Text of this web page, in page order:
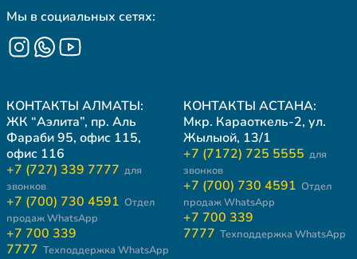
Мы в социальных сетях:
КОНТАКТЫ АЛМАТЫ:
ЖК “Аэлита”, пр. Аль
Фараби 95, офис 115,
офис 116
+7 (727) 339 7777 для
звонков
+7 (700) 730 4591 Отдел
продаж WhatsApp
+7 700 339
7777 Техподдержка WhatsApp
КОНТАКТЫ АСТАНА:
Мкр. Караоткель-2, ул.
Жылыой, 13/1
+7 (7172) 725 5555 для
звонков
+7 (700) 730 4591 Отдел
продаж WhatsApp
+7 700 339
7777 Техподдержка WhatsApp